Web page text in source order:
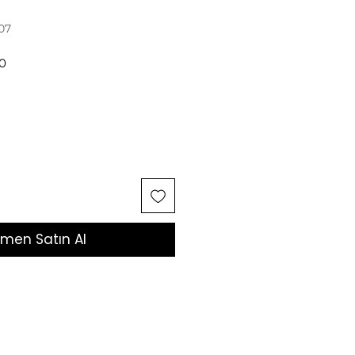
İndirimli
Satın Al